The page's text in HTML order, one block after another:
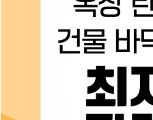
대기온도 :
습도 : 80% 이하,
에폭시 라이닝 투명
밝은 색감인 경우
도료의 두께에 따
내에서